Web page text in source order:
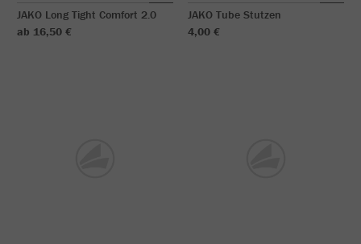
JAKO Long Tight Comfort 2.0
ab 16,50 €
JAKO Tube Stutzen
4,00 €